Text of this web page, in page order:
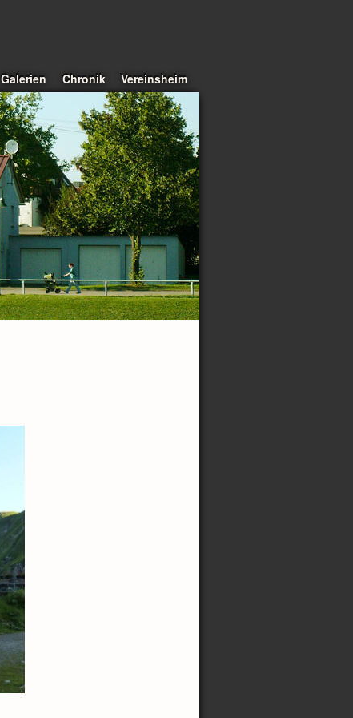
Galerien Chronik Vereinsheim